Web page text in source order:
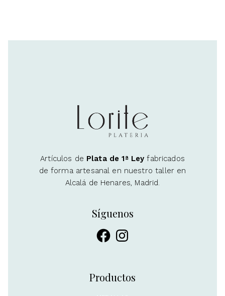
Artículos de Plata de 1ª Ley fabricados
de forma artesanal en nuestro taller en
Alcalá de Henares, Madrid.
Síguenos
FacebookInstagram
Productos